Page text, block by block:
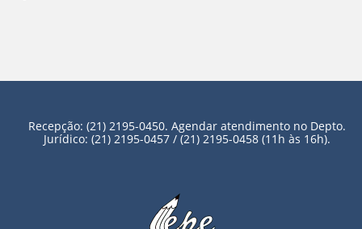
Recepção: (21) 2195-0450. Agendar atendimento no Depto.
Jurídico: (21) 2195-0457 / (21) 2195-0458 (11h às 16h).